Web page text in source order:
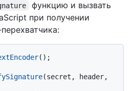
функцию и вызвать
при получении
();
(secret, header,